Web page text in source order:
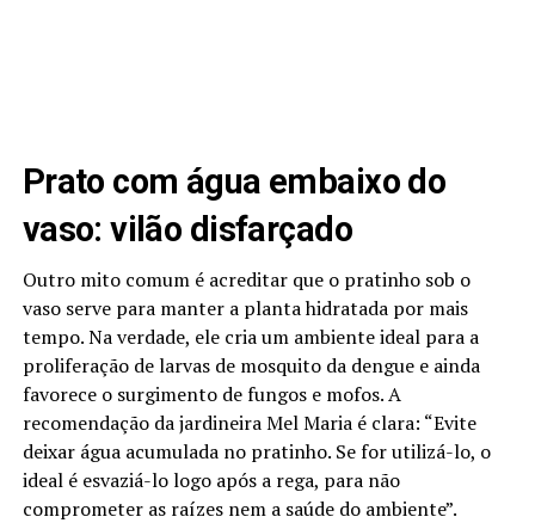
Prato com água embaixo do
vaso: vilão disfarçado
Outro mito comum é acreditar que o pratinho sob o
vaso serve para manter a planta hidratada por mais
tempo. Na verdade, ele cria um ambiente ideal para a
proliferação de larvas de mosquito da dengue e ainda
favorece o surgimento de fungos e mofos. A
recomendação da jardineira Mel Maria é clara: “Evite
deixar água acumulada no pratinho. Se for utilizá-lo, o
ideal é esvaziá-lo logo após a rega, para não
comprometer as raízes nem a saúde do ambiente”.